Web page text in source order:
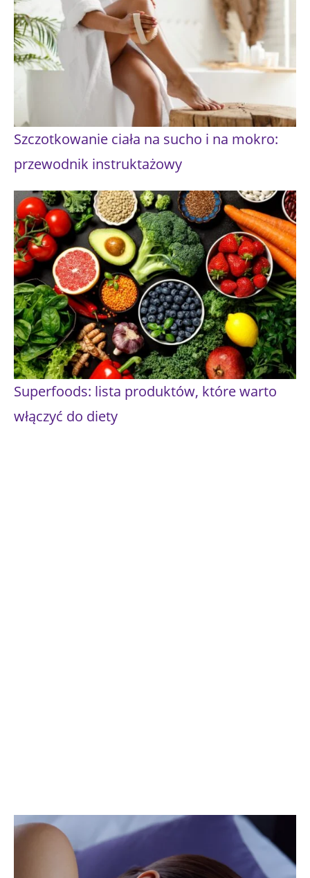
Szczotkowanie ciała na sucho i na mokro:
przewodnik instruktażowy
Superfoods: lista produktów, które warto
włączyć do diety